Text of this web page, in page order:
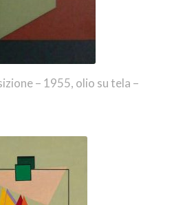
– 1955, olio su tela –